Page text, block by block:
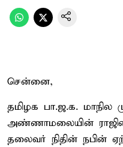
சென்னை,
தமிழக பா.ஜ.க.
அண்ணாமலையின்
தலைவர் நிதின் நபின்